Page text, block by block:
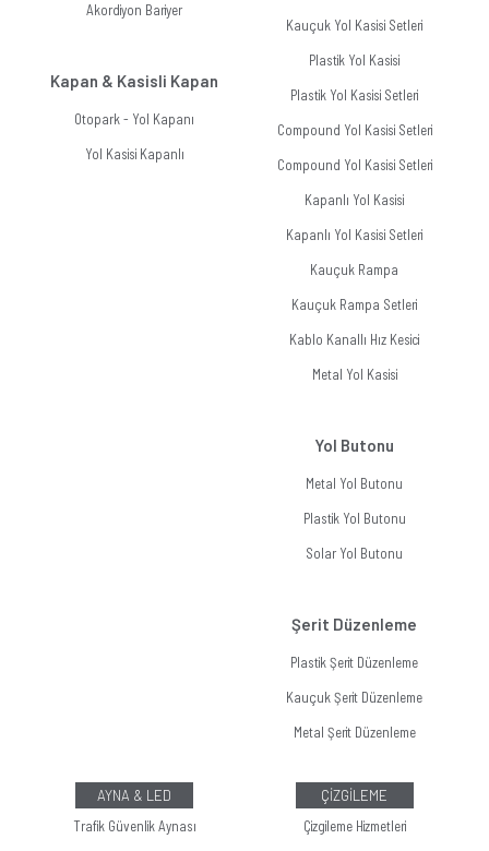
Akordiyon Bariyer
Kapan & Kasisli Kapan
Otopark - Yol Kapanı
Yol Kasisi Kapanlı
Kauçuk Yol Kasisi Setleri
Plastik Yol Kasisi
Plastik Yol Kasisi Setleri
Compound Yol Kasisi Setleri
Compound Yol Kasisi Setleri
Kapanlı Yol Kasisi
Kapanlı Yol Kasisi Setleri
Kauçuk Rampa
Kauçuk Rampa Setleri
Kablo Kanallı Hız Kesici
Metal Yol Kasisi
Yol Butonu
Metal Yol Butonu
Plastik Yol Butonu
Solar Yol Butonu
Şerit Düzenleme
Plastik Şerit Düzenleme
Kauçuk Şerit Düzenleme
Metal Şerit Düzenleme
AYNA & LED
Trafik Güvenlik Aynası
ÇİZGİLEME
Çizgileme Hizmetleri